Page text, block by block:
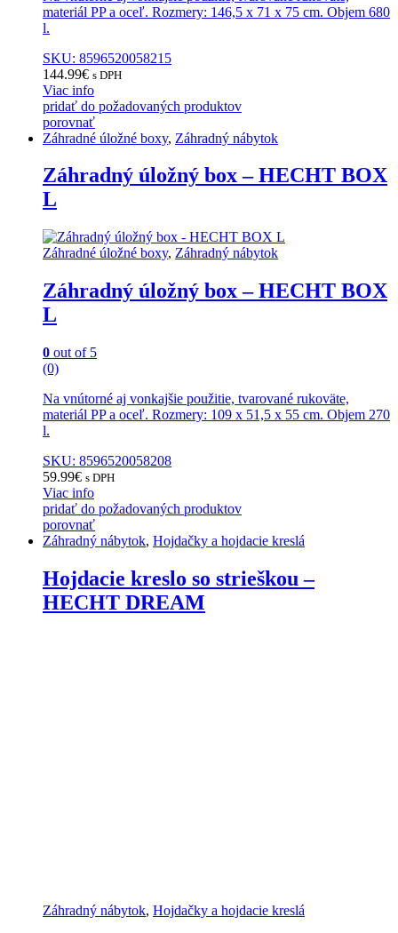
materiál PP a oceľ. Rozmery: 146,5 x 71 x 75 cm. Objem 680
l.
SKU: 8596520058215
144.99€ s DPH
Viac info
pridať do požadovaných produktov
porovnať
Záhradné úložné boxy, Záhradný nábytok
Záhradný úložný box – HECHT BOX
L
Záhradné úložné boxy, Záhradný nábytok
Záhradný úložný box – HECHT BOX
L
0 out of 5
(0)
Na vnútorné aj vonkajšie použitie, tvarované rukoväte,
materiál PP a oceľ. Rozmery: 109 x 51,5 x 55 cm. Objem 270
l.
SKU: 8596520058208
59.99€ s DPH
Viac info
pridať do požadovaných produktov
porovnať
Záhradný nábytok, Hojdačky a hojdacie kreslá
Hojdacie kreslo so strieškou –
HECHT DREAM
Záhradný nábytok, Hojdačky a hojdacie kreslá